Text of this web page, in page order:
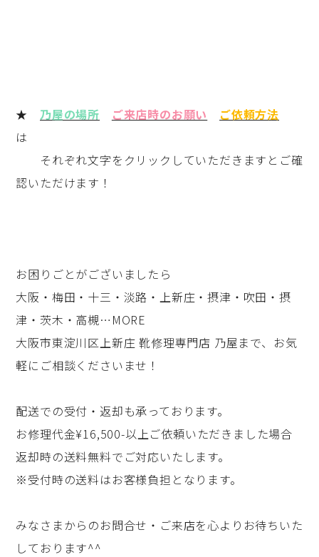
★乃屋の場所 ご来店時のお願い
ご依頼方法
は
それぞれ文字をクリックしていただきますとご確
認いただけます！
お困りごとがございましたら
大阪・梅田・十三・淡路・上新庄・摂津・吹田・摂
津・茨木・高槻…MORE
大阪市東淀川区上新庄 靴修理専門店 乃屋まで、お気
軽にご相談くださいませ！
配送での受付・返却も承っております。
お修理代金¥16,500-以上ご依頼いただきました場合
返却時の送料無料でご対応いたします。
※受付時の送料はお客様負担となります。
みなさまからのお問合せ・ご来店を心よりお待ちいた
しております^^